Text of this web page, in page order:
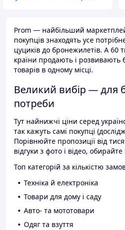
Prom — найбільший
покупців знаходять усе
цуциків до бронежилетів. А 60
країни продають і розвивають
товарів в одному місці.
Великий вибір — для
потреби
Тут найнижчі ціни серед
так кажуть самі покупці
Порівнюйте пропозиції від
відгуки з фото і відео,
Топ категорій за кількістю
Техніка й електроніка
Товари для дому і саду
Авто- та мототовари
Одяг та взуття